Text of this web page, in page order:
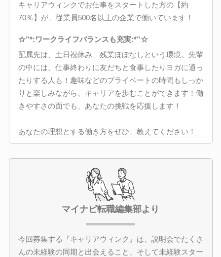
キャリアウィンクでお仕事をスタートした方の【約
70％】が、従業員500名以上の企業で働いています！
☆”*:ワークライフバランスも充実:*”☆
配属先は、土日祝休み、残業ほぼなしという環境。先輩
の中には、仕事終わりに友だちと食事したりヨガに通っ
たりする人も！趣味などのプライベートの時間もしっか
りと楽しみながら、キャリアを歩むことができます！働
きやすさの面でも、あなたの挑戦を応援します！
あなたの理想とする働き方をぜひ、教えてください！
マイナビ転職編集部より
今回募集する『キャリアウィンク』は、説明会でたくさ
んの未経験の同期と出会えること、そして未経験スター